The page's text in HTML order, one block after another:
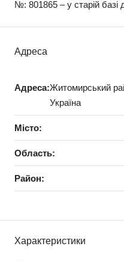
№: 801865 – у старій базі
Адреса
Адреса:Житомирський
Україна
Місто:
Область:
Район:
Характеристики